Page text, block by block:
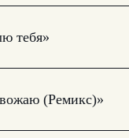
тебя»
(Ремикс)»